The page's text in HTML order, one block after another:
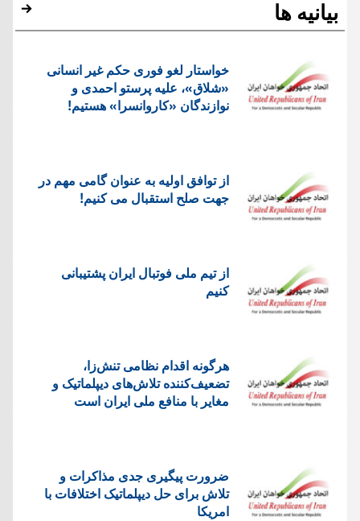
بیانیه ها
خواستار لغو فوری حکم غیر انسانی
«شلاق»، علیه پرستو احمدی و
نوازندگان «کاروانسرا» هستیم!
از توافق اولیه به عنوان گامی مهم در
جهت صلح استقبال می کنیم!
از تیم ملی فوتبال ایران پشتیبانی
کنیم
هرگونه اقدام نظامی تنش‌زا،
تضعیف‌کننده تلاش‌های دیپلماتیک و
مغایر با منافع ملی ایران است
ضرورت پیگیری جدی مذاکرات و
تلاش برای حل دیپلماتیک اختلافات با
امریکا